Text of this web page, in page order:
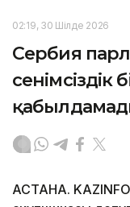
02:19, 30 Шілде 2026
Сербия
сенімсіздік
АСТАНА.